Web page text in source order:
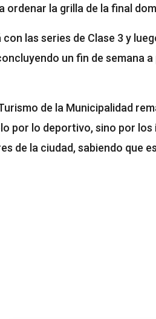
la grilla de la final
las series de Clase 3 y
un fin de semana
de la Municipalidad
por lo deportivo, sino por
de la ciudad, sabiendo que